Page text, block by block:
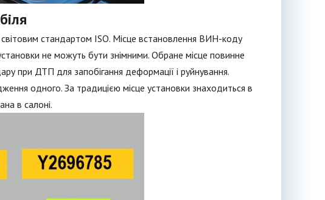
стандартом ISO. Місце встановлення ВИН-коду
не можуть бути знімними. Обране місце повинне
при ДТП для запобігання деформації і руйнування.
одного. За традицією місце установки знаходиться в
в салоні.